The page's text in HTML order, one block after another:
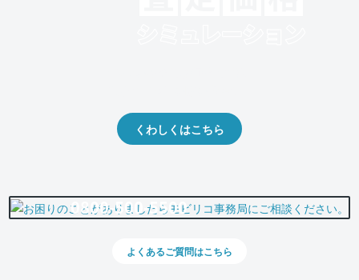
くわしくはこちら
0800-500-5500
よくあるご質問はこちら